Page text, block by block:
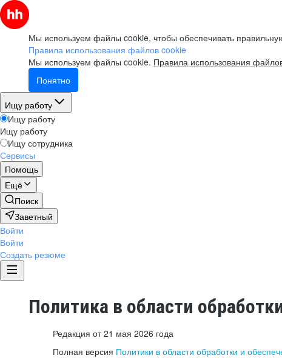
Мы используем файлы cookie, чтобы обеспечивать
Правила использования файлов cookie
Мы используем файлы cookie. Правила использования
Понятно
Ищу работу
Ищу работу
Ищу работу
Ищу сотрудника
Сервисы
Помощь
Ещё
Поиск
Заветный
Войти
Войти
Создать резюме
Политика в области
Редакция от 21 мая 2026 года
Полная версия Политики в области обработки и